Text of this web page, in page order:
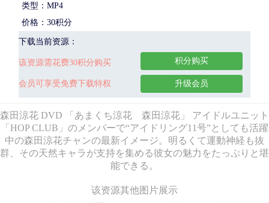
类型：MP4
价格：30积分
下载当前资源：
该资源需花费30积分购买
会员可享受免费下载特权
积分购买
升级会员
森田涼花 DVD 「あまくち涼花 森田涼花」 アイドルユニット
「HOP CLUB」のメンバーで“アイドリング11号”としても活躍
中の森田涼花チャンの最新イメージ。明るくて運動神経も抜
群、その天然キャラが支持を集める彼女の魅力をたっぷりと堪
能できる。
该资源其他图片展示